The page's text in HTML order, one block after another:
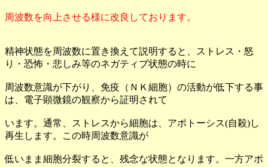
周波数を向上させる様に改良しております。
精神状態を周波数に置き換えて説明すると、ストレス・怒
り・恐怖・悲しみ等のネガティブ状態の時に
周波数意識が下がり、免疫（ＮＫ細胞）の活動が低下する事
は、電子顕微鏡の観察から証明されて
います。通常、ストレスから細胞は、アポトーシス(自殺)し
再生します。この時周波数意識が
低いまま細胞分裂すると、残念な状態となります。一方アポ